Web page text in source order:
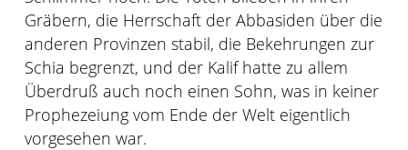
Gräbern, die Herrschaft der Abbasiden über die
anderen Provinzen stabil, die Bekehrungen zur
Schia begrenzt, und der Kalif hatte zu allem
Überdruß auch noch einen Sohn, was in keiner
Prophezeiung vom Ende der Welt eigentlich
vorgesehen war.